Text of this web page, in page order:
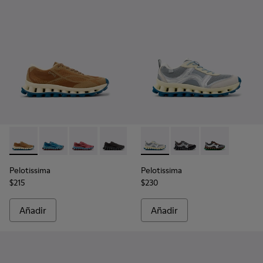
Pelotissima - K101109-007 - Zapatillas marrones de
Pelotissima - K101109-011
Pelotissima - K101109-010
Pelotissima - K101109-006
Pelotissima
$215
Añadir
Pelotissima - K101134-001
Pelotissima -Pelotissima -
Pelotissima
$230
Añadir